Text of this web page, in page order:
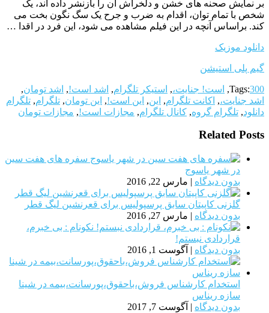
بر نمایش صحنه های خشن و دلخراش آن را بازنشر داده اند، یک
شخص با تمام توان، اقدام به ضرب و جرح یک سگ نگون بخت می
کند. براساس آنچه در این فیلم مشاهده می شود، این فرد در اقدا …
دانلود موزیک
گیم پلی استیشن
Tags:300
, است! جنایت،, استیکر تلگرام, اشد است!, اشد تومان,
اشد جنایت،, اکانت تلگرام, این, این است!, این تومان, تلگرام, تلگرام
دانلود, تلگرام گروه, کانال تلگرام, مجازات است!, مجازات تومان
Related Posts
سفره های هفت سین
در شهر یاسوج
بدون دیدگاه | مارس 22, 2016
گلزنی کاپیتان سابق پرسپولیس برای قعرنشین لیگ قطر
بدون دیدگاه | مارس 27, 2016
نکونام : بی خبرم،
قراردادی نبستم!
بدون دیدگاه | آگوست 1, 2016
استخدام کارشناس فروش،باحقوق،پورسانت،بیمه در شینا
سازه ریناس
بدون دیدگاه | آگوست 7, 2017